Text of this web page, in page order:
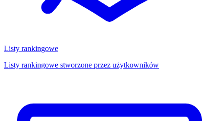
Listy rankingowe
Listy rankingowe stworzone przez użytkowników